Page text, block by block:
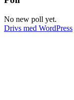
No new poll yet.
Drivs med WordPress